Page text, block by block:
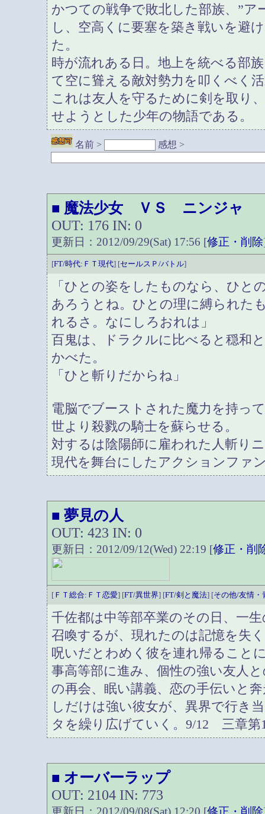
かつての戦争で敗北した部族、”ア
し、空高くに要塞を築き戦いを避
た。
時が流れある日。地上を統べる部
て空に聳える敵対勢力を叩くべく
これは友人を守るために剣を取り
せようとした少年の物語である。
名前 > 感想 >
■ 魔法少女 ＶＳ ニンジャ
OUT: 176 IN: 0
更新日：2012/09/29(Sat) 17:56 [修正・削除
[FT/時代:ＦＴ現代] [セールスＰ/バトル]
「ひとの姿をしたものなら、ひと
あろうとね。ひとの理に縛られた
れるさ。なにしろおれは」
百鬼は、ドラクルに比べると穏和
かべた。
「ひと斬りだからね」
電脳でブーストされた魔力を持っ
世より殺戮の騎士を蘇らせる。
対するは陰陽師に雇われた人斬り
現代を舞台にしたアクションファ
■ 夢見の人
OUT: 423 IN: 0
更新日：2012/09/12(Wed) 22:19 [修正・削
[ ＦＴ総合:ＦＴ恋愛] [FT/異世界] [FT/剣と魔法] [その他/友情・
千佐都は中等部卒業のその日、一
召喚するが、現れたのは記憶を失
呪いだとわめく彼を連れ帰るこ
事高等部に進み、個性の強い友人
の再会、眠い講義、恋の手伝いと
しだけは強い彼女が、異界で行き
タを繰り広げていく。9/12 三章第
■ オーバーラップ
OUT: 2104 IN: 773
更新日：2012/09/08(Sat) 12:20 [修正・削除